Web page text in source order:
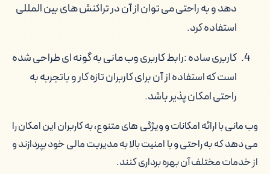
دهد و به راحتی می توان از آن در تراکنش های بین المللی
استفاده کرد.
کاربری ساده:رابط کاربری وب مانی به گونه ای طراحی شده
است که استفاده از آن برای کاربران تازه کار و باتجربه به
راحتی امکان پذیر باشد.
وب مانی با ارائه امکانات و ویژگی های متنوع، به کاربران این امکان را
می دهد که به راحتی و با امنیت بالا به مدیریت مالی خود بپردازند و
از خدمات مختلف آن بهره برداری کنند.